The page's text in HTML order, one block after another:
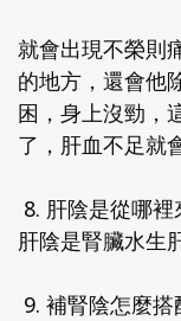
就會出現不榮則
的地方，還會他
困，身上沒勁，
了，肝血不足就
8. 肝陰是從哪裡
肝陰是腎臟水生
9. 補腎陰怎麼搭